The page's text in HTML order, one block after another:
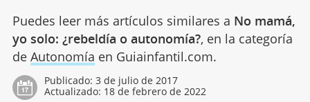
Puedes leer más artículos similares a No mamá,
yo solo: ¿rebeldía o autonomía?, en la categoría
de Autonomía en Guiainfantil.com.
Publicado: 3 de julio de 2017
Actualizado: 18 de febrero de 2022